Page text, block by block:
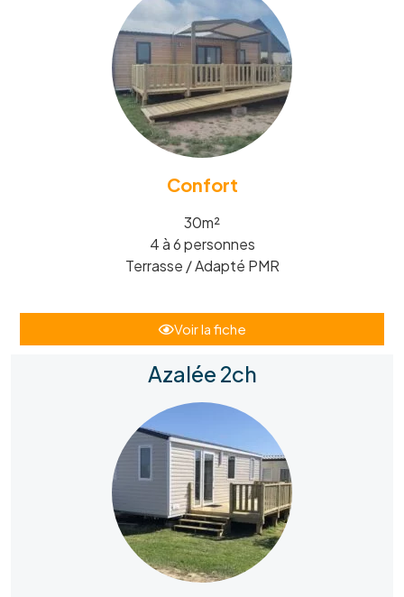
Confort
30m²
4 à 6 personnes
Terrasse / Adapté PMR
Voir la fiche
Azalée 2ch